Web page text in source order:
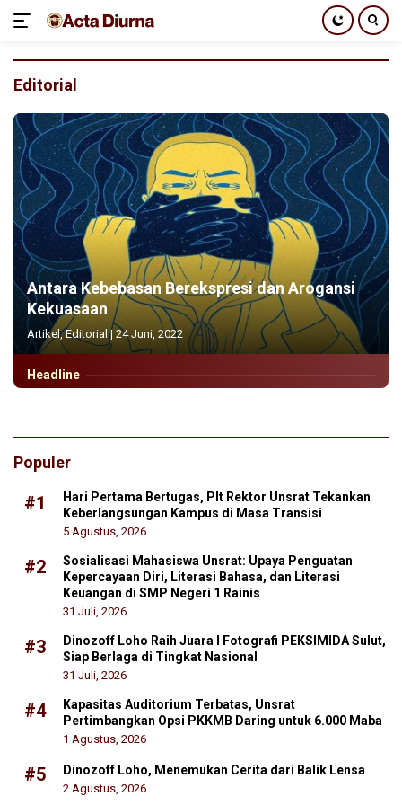
konten
Editorial
Antara Kebebasan Berekspresi dan Arogansi
Kekuasaan
Artikel,Editorial | 24 Juni, 2022
Headline
Populer
#1
Hari Pertama Bertugas, Plt Rektor Unsrat Tekankan
Keberlangsungan Kampus di Masa Transisi
5 Agustus, 2026
#2
Sosialisasi Mahasiswa Unsrat: Upaya Penguatan
Kepercayaan Diri, Literasi Bahasa, dan Literasi
Keuangan di SMP Negeri 1 Rainis
31 Juli, 2026
#3
Dinozoff Loho Raih Juara I Fotografi PEKSIMIDA Sulut,
Siap Berlaga di Tingkat Nasional
31 Juli, 2026
#4
Kapasitas Auditorium Terbatas, Unsrat
Pertimbangkan Opsi PKKMB Daring untuk 6.000 Maba
1 Agustus, 2026
#5 Dinozoff Loho, Menemukan Cerita dari Balik Lensa
2 Agustus, 2026